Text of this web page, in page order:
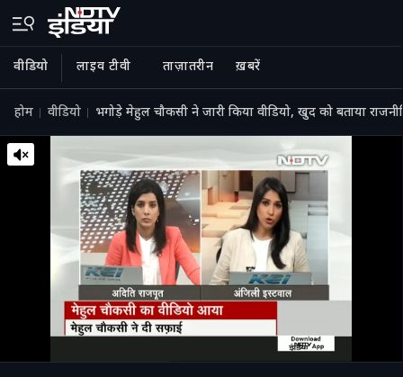
वीडियो लाइव टीवी ताज़ातरीन ख़बरें
होम वीडियो भगोड़े मेहुल चौकसी ने जारी किया वीडियो, खुद को बताया